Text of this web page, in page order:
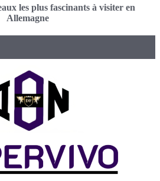
les plus fascinants à visiter en
Allemagne